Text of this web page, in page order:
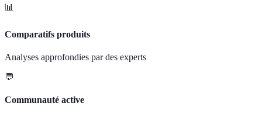
📊
Comparatifs produits
Analyses approfondies par des experts
💬
Communauté active